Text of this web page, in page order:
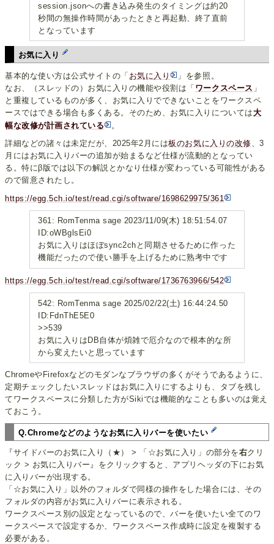
session.jsonへの書き込み発生のタイミングは約20
秒間の無操作時間があったときと再起動、終了直前
となっています
お気に入り
基本的な使い方は公式サイトの「 お気に入り
」を参照。
なお、（スレッドの）お気に入りの機能や役割は「 ワークスペース 」
と重複しているものが多く、お気に入りでできないことをワークスペ
ースではできる場合も多くある。そのため、お気に入りについては大
幅な改修が計画されている
。
詳細などの諸々は未定だが、2025年2月には板のお気に入りの改修 、3
月にはお気に入りバーの追加が始まるなど仕様が流動的となってい
る。特にβ版では以下の解説とかなり仕様が変わっている可能性がある
ので留意されたし。
https://egg.5ch.io/test/read.cgi/software/1698629975/361
361: RomTenma sage 2023/11/09(木) 18:51:54.07
ID:oWBglsEi0
お気に入りはほぼsync2chと同期させるために作った
機能だったので使い勝手を上げるために熟考中です
https://egg.5ch.io/test/read.cgi/software/1736763966/542
542: RomTenma sage 2025/02/22(土) 16:44:24.50
ID:FdnThE5E0
>>539
お気に入りはDB自体が煩雑で厄介なので根本的な所
から変えたいと思っています
ChromeやFirefoxなどのモダンなブラウザの多くがそうであるように、
定期チェックしたいスレッドはお気に入りにするよりも、タブを残し
てワークスペースに分類した方がSikiでは機能的なことも多いのは覚え
ておこう。
Q.Chromeなどのようなお気に入りバーを使いたい
『サイドバーのお気に入り（★） > 「☆お気に入り」の部分を右クリ
ック > お気に入りバー』をクリックすると、アプリヘッダの下にお気
に入りバーが出現する。
「☆お気に入り」以外のフォルダで同様の操作をした場合には、その
フォルダの内容がお気に入りバーに表示される。
ワークスペース別の設定となっているので、バーを使いたい全てのワ
ークスペースで設定するか、ワークスペース作成時に設定を複製する
必要がある。